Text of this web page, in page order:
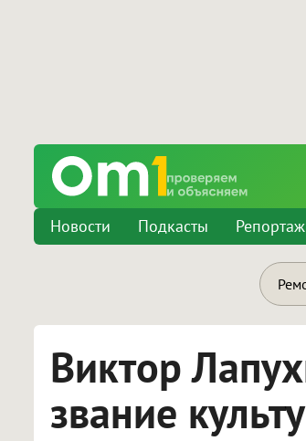
Новости Подкасты
Виктор
звание